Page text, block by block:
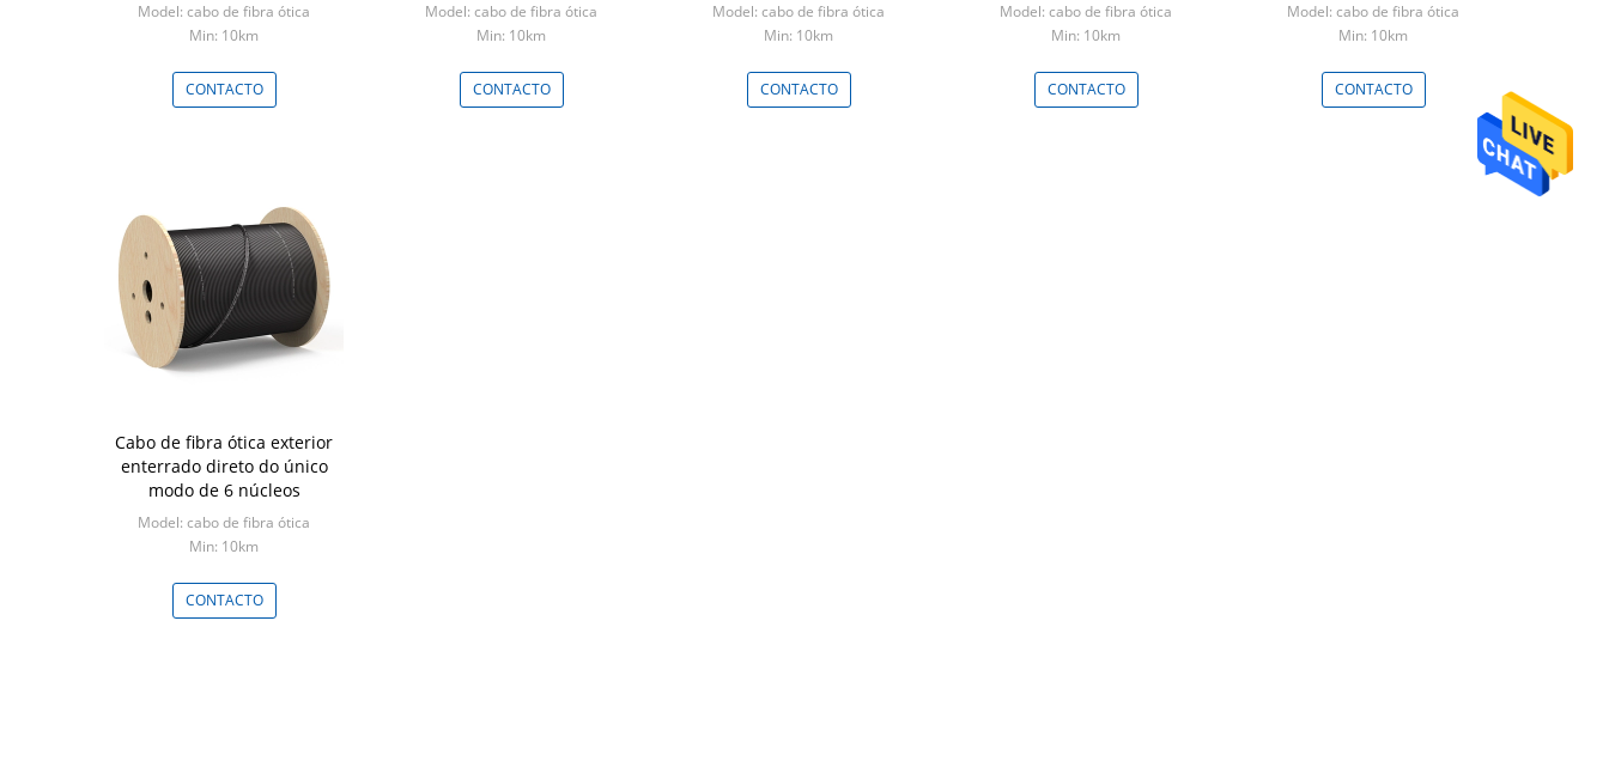
Model: cabo de fibra ótica
Min: 10km
CONTACTO
Model: cabo de fibra ótica
Min: 10km
CONTACTO
Model: cabo de fibra ótica
Min: 10km
CONTACTO
Model: cabo de fibra ótica
Min: 10km
CONTACTO
Model: cabo de fibra ótica
Min: 10km
CONTACTO
Cabo de fibra ótica exterior
enterrado direto do único
modo de 6 núcleos
Model: cabo de fibra ótica
Min: 10km
CONTACTO